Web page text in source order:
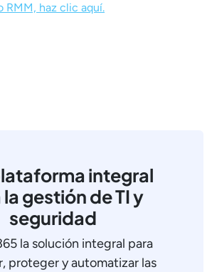
RMM, haz clic aquí.
integral
gestión de TI y
seguridad
la solución integral para
proteger y automatizar las